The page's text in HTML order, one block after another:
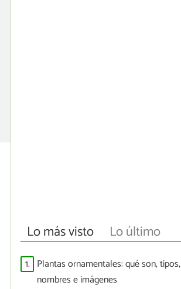
Lo más visto Lo último
1. Plantas ornamentales: qué son, tipos,
nombres e imágenes